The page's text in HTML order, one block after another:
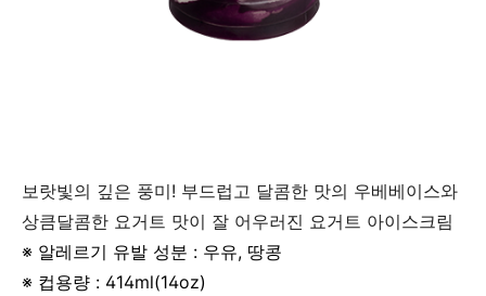
보랏빛의 깊은 풍미! 부드럽고 달콤한 맛의 우베베이스와
상큼달콤한 요거트 맛이 잘 어우러진 요거트 아이스크림
※ 알레르기 유발 성분 : 우유, 땅콩
※ 컵용량 : 414ml(14oz)